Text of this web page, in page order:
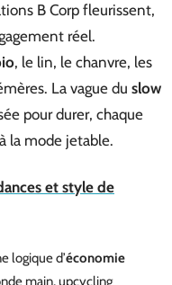
B Corp fleurissent,
réel.
, le lin, le chanvre, les
La vague du slow
pour durer, chaque
la mode jetable.
et style de
logique d’économie
main, upcycling